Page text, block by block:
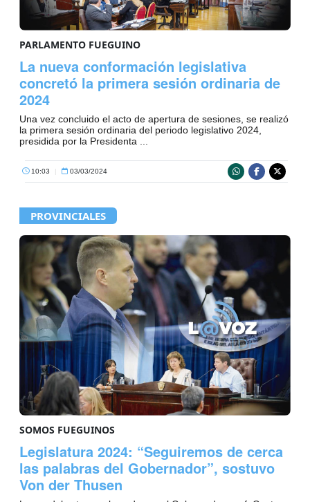
PARLAMENTO FUEGUINO
La nueva conformación legislativa
concretó la primera sesión ordinaria de
2024
Una vez concluido el acto de apertura de sesiones, se realizó
la primera sesión ordinaria del periodo legislativo 2024,
presidida por la Presidenta ...
10:03 | 03/03/2024
PROVINCIALES
SOMOS FUEGUINOS
Legislatura 2024: “Seguiremos de cerca
las palabras del Gobernador”, sostuvo
Von der Thusen